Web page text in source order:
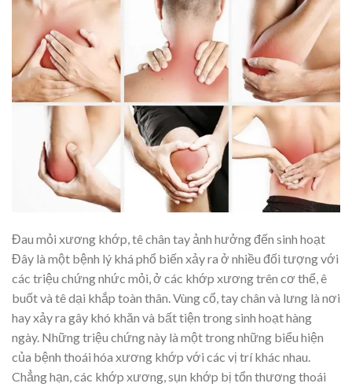
Đau mỏi xương khớp, tê chân tay ảnh hưởng đến sinh hoạt
Đây là một bệnh lý khá phổ biến xảy ra ở nhiều đối tượng với
các triệu chứng nhức mỏi, ở các khớp xương trên cơ thể, ê
buốt và tê dại khắp toàn thân. Vùng cổ, tay chân và lưng là nơi
hay xảy ra gây khó khăn và bất tiện trong sinh hoạt hàng
ngày. Những triệu chứng này là một trong những biểu hiện
của bệnh thoái hóa xương khớp với các vị trí khác nhau.
Chẳng hạn, các khớp xương, sụn khớp bị tổn thương thoái